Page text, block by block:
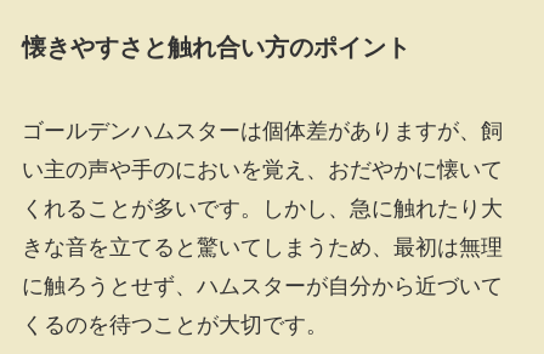
懐きやすさと触れ合い方のポイント
ゴールデンハムスターは個体差がありますが、飼
い主の声や手のにおいを覚え、おだやかに懐いて
くれることが多いです。しかし、急に触れたり大
きな音を立てると驚いてしまうため、最初は無理
に触ろうとせず、ハムスターが自分から近づいて
くるのを待つことが大切です。